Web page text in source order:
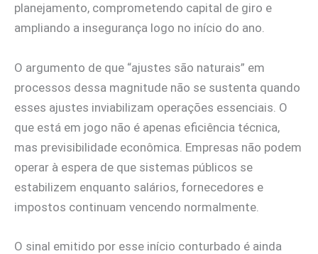
planejamento, comprometendo capital de giro e
ampliando a insegurança logo no início do ano.
O argumento de que “ajustes são naturais” em
processos dessa magnitude não se sustenta quando
esses ajustes inviabilizam operações essenciais. O
que está em jogo não é apenas eficiência técnica,
mas previsibilidade econômica. Empresas não podem
operar à espera de que sistemas públicos se
estabilizem enquanto salários, fornecedores e
impostos continuam vencendo normalmente.
O sinal emitido por esse início conturbado é ainda